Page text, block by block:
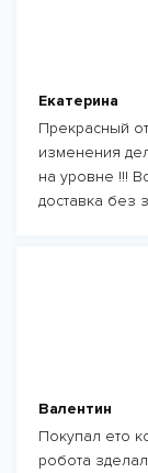
Екатерина
Прекрасный
изменения
на уровне !!!
доставка без
Валентин
Покупал ето
робота